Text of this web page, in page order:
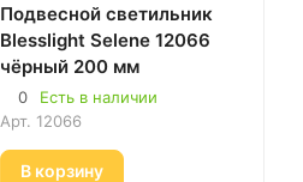
Подвесной светильник
Blesslight Selene 12066
чёрный 200 мм
0
Есть в наличии
Арт. 12066
В корзину